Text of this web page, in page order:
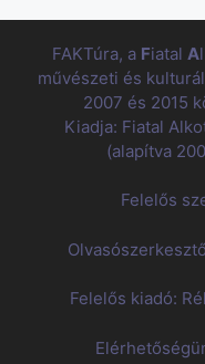
FAKTúra, a Fiatal A
művészeti és
2007 és 2015
Kiadja: Fiatal
(alapítva
Felelős
Felelős kiadó: